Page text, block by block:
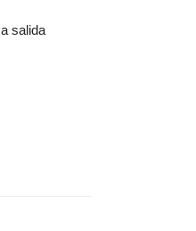
salida